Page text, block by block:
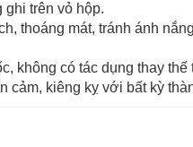
ghi trên vỏ hộp.
thoáng mát, tránh ánh
không có tác dụng thay thế
cảm, kiêng kỵ với bất kỳ